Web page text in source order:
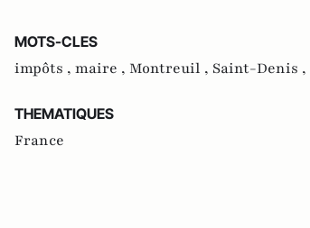
MOTS-CLES
impôts , maire , Montreuil , Saint-Denis ,
THEMATIQUES
France